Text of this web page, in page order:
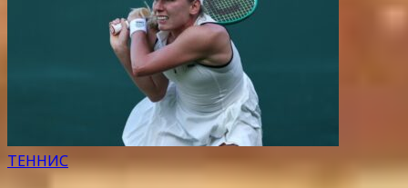
ТЕННИС